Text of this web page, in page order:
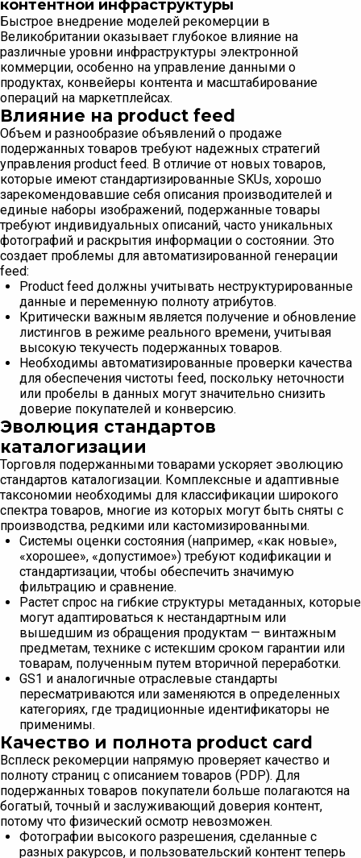
контентной инфраструктуры
Быстрое внедрение моделей рекомерции в
Великобритании оказывает глубокое влияние на
различные уровни инфраструктуры электронной
коммерции, особенно на управление данными о
продуктах, конвейеры контента и масштабирование
операций на маркетплейсах.
Влияние на product feed
Объем и разнообразие объявлений о продаже
подержанных товаров требуют надежных стратегий
управления product feed. В отличие от новых товаров,
которые имеют стандартизированные SKUs, хорошо
зарекомендовавшие себя описания производителей и
единые наборы изображений, подержанные товары
требуют индивидуальных описаний, часто уникальных
фотографий и раскрытия информации о состоянии. Это
создает проблемы для автоматизированной генерации
feed:
Product feed должны учитывать неструктурированные
данные и переменную полноту атрибутов.
Критически важным является получение и обновление
листингов в режиме реального времени, учитывая
высокую текучесть подержанных товаров.
Необходимы автоматизированные проверки качества
для обеспечения чистоты feed, поскольку неточности
или пробелы в данных могут значительно снизить
доверие покупателей и конверсию.
Эволюция стандартов
каталогизации
Торговля подержанными товарами ускоряет эволюцию
стандартов каталогизации. Комплексные и адаптивные
таксономии необходимы для классификации широкого
спектра товаров, многие из которых могут быть сняты с
производства, редкими или кастомизированными.
Системы оценки состояния (например, «как новые»,
«хорошее», «допустимое») требуют кодификации и
стандартизации, чтобы обеспечить значимую
фильтрацию и сравнение.
Растет спрос на гибкие структуры метаданных, которые
могут адаптироваться к нестандартным или
вышедшим из обращения продуктам — винтажным
предметам, технике с истекшим сроком гарантии или
товарам, полученным путем вторичной переработки.
GS1 и аналогичные отраслевые стандарты
пересматриваются или заменяются в определенных
категориях, где традиционные идентификаторы не
применимы.
Качество и полнота product card
Всплеск рекомерции напрямую проверяет качество и
полноту страниц с описанием товаров (PDP). Для
подержанных товаров покупатели больше полагаются на
богатый, точный и заслуживающий доверия контент,
потому что физический осмотр невозможен.
Фотографии высокого разрешения, сделанные с
разных ракурсов, и пользовательский контент теперь